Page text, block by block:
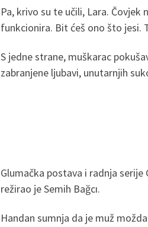
Pa, krivo su te učili, Lara.
funkcionira. Bit ćeš ono što jesi.
S jedne strane, muškarac
zabranjene ljubavi, unutarnjih
Glumačka postava i radnja
režirao je Semih Bağcı.
Handan sumnja da je muž